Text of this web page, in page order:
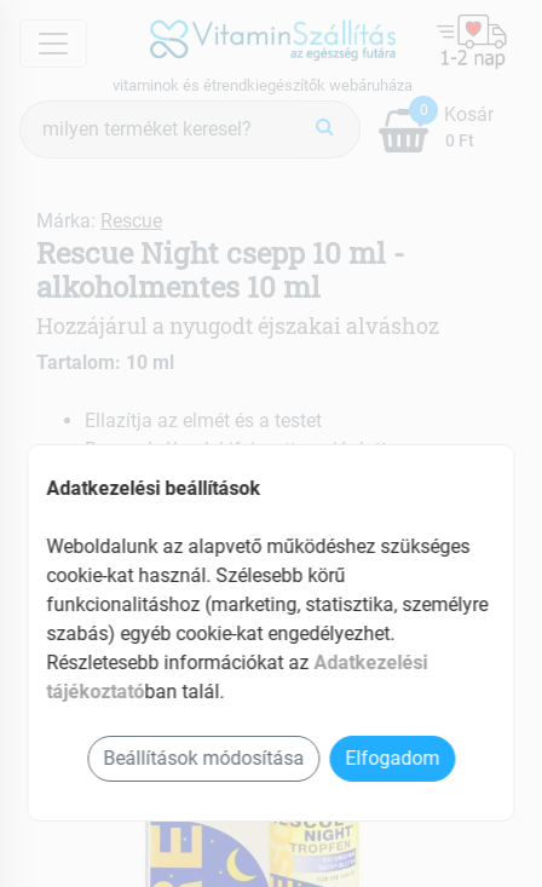
menu
vitaminok és étrendkiegészítők webáruháza
keresés
0
0 Ft
Kosár
Márka: Rescue
Rescue Night csepp 10 ml -
alkoholmentes 10 ml
Hozzájárul a nyugodt éjszakai alváshoz
Tartalom: 10 ml
Ellazítja az elmét és a testet
Rosszalvóknak kifejezetten ajánlott
EAN: 5000488108989
Adatkezelési beállítások
Weboldalunk az alapvető működéshez szükséges
cookie-kat használ. Szélesebb körű
funkcionalitáshoz (marketing, statisztika, személyre
szabás) egyéb cookie-kat engedélyezhet.
Részletesebb információkat azAdatkezelési
tájékoztatóban talál.
Beállítások módosítása Elfogadom